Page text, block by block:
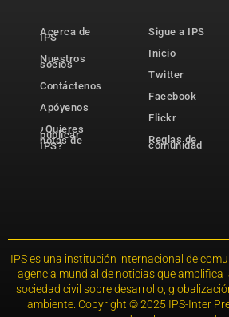
Acerca de
IPS
Nuestros
socios
Contáctenos
Apóyenos
¿Quieres
publicar
notas de
IPS?
Sigue a IPS
Inicio
Twitter
Facebook
Flickr
Reglas de
comunidad
IPS es una institución internacional de
agencia mundial de noticias que amplifica
sociedad civil sobre desarrollo,
ambiente. Copyright © 2025 IPS-Inter